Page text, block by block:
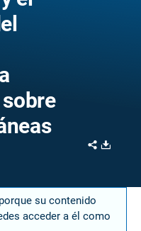
Share
su contenido
acceder a él como